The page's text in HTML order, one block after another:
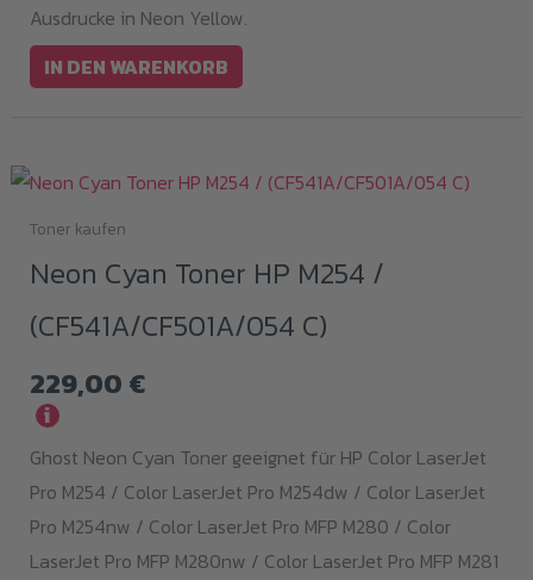
Ausdrucke in Neon Yellow.
IN DEN WARENKORB
Toner kaufen
Neon Cyan Toner HP M254 /
(CF541A/CF501A/054 C)
229,00 €
i
Ghost Neon Cyan Toner geeignet für HP Color LaserJet
Pro M254 / Color LaserJet Pro M254dw / Color LaserJet
Pro M254nw / Color LaserJet Pro MFP M280 / Color
LaserJet Pro MFP M280nw / Color LaserJet Pro MFP M281